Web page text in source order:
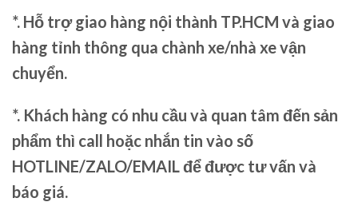
*. Hỗ trợ giao hàng nội thành TP.HCM và giao
hàng tỉnh thông qua chành xe/nhà xe vận
chuyển.
*. Khách hàng có nhu cầu và quan tâm đến sản
phẩm thì call hoặc nhắn tin vào số
HOTLINE/ZALO/EMAIL để được tư vấn và
báo giá.